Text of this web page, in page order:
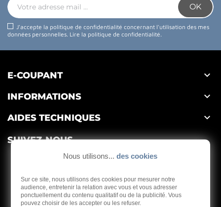
J'accepte la politique de confidentialité concernant l'utilisation des mes
données personnelles. Lire la politique de confidentialité.
E-COUPANT 
INFORMATIONS 
AIDES TECHNIQUES 
SUIVEZ-NOUS
Depuis 1959
Nous utilisons... des cookies
Sur ce site, nous utilisons des cookies pour mesurer notre
audience, entretenir la relation avec vous et vous adresser
ponctuellement du contenu qualitatif ou de la publicité. Vous
pouvez choisir de les accepter ou les refuser.